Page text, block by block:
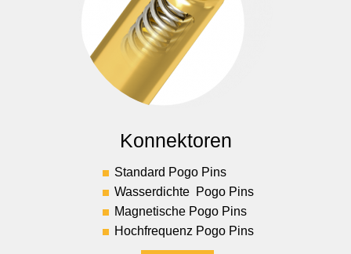
Konnektoren
Standard Pogo Pins
Wasserdichte Pogo Pins
Magnetische Pogo Pins
Hochfrequenz Pogo Pins